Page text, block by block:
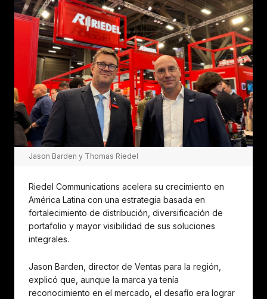
Jason Barden y Thomas Riedel
Riedel Communications acelera su crecimiento en
América Latina con una estrategia basada en
fortalecimiento de distribución, diversificación de
portafolio y mayor visibilidad de sus soluciones
integrales.
Jason Barden, director de Ventas para la región,
explicó que, aunque la marca ya tenía
reconocimiento en el mercado, el desafío era lograr